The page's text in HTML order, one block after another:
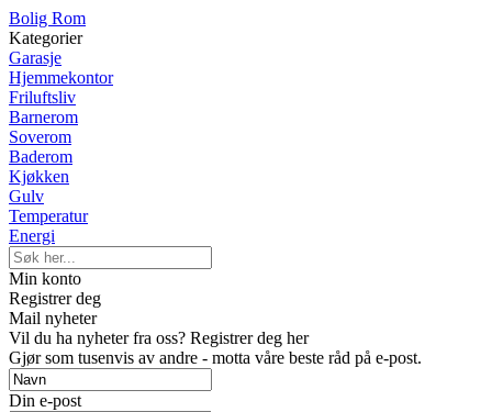
Bolig Rom
Kategorier
Garasje
Hjemmekontor
Friluftsliv
Barnerom
Soverom
Baderom
Kjøkken
Gulv
Temperatur
Energi
Min konto
Registrer deg
Mail nyheter
Vil du ha nyheter fra oss? Registrer deg her
Gjør som tusenvis av andre - motta våre beste råd på e-post.
Din e-post